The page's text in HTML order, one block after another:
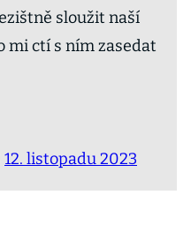
sloužit naší
mi ctí s ním zasedat
12. listopadu 2023